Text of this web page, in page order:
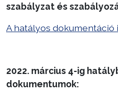
szabályzat és
A hatályos
2022. március 4-ig
dokumentumok: